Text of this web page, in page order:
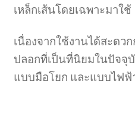
เหล็กเส้นโดยเฉพาะมาใช้
เนื่องจากใช้งานได้สะดว
ปลอกที่เป็นที่นิยมในปัจจุ
แบบมือโยก และแบบไฟฟ้